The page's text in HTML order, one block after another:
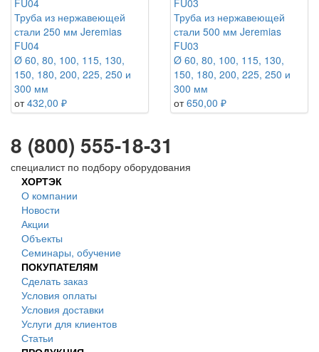
Труба из нержавеющей
стали 250 мм Jeremias
FU04
Ø 60, 80, 100, 115, 130,
150, 180, 200, 225, 250 и
300 мм
от 432,00 ₽
Труба из нержавеющей
стали 500 мм Jeremias
FU03
Ø 60, 80, 100, 115, 130,
150, 180, 200, 225, 250 и
300 мм
от 650,00 ₽
8 (800) 555-18-31
специалист по подбору оборудования
ХОРТЭК
О компании
Новости
Акции
Объекты
Семинары, обучение
ПОКУПАТЕЛЯМ
Сделать заказ
Условия оплаты
Условия доставки
Услуги для клиентов
Статьи